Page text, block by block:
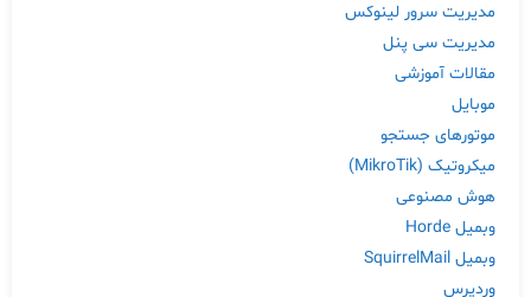
مدیریت سرور لینوکس
مدیریت سی پنل
مقالات آموزشی
موبایل
موتورهای جستجو
میکروتیک (MikroTik)
هوش مصنوعی
وبمیل Horde
وبمیل SquirrelMail
وردپرس